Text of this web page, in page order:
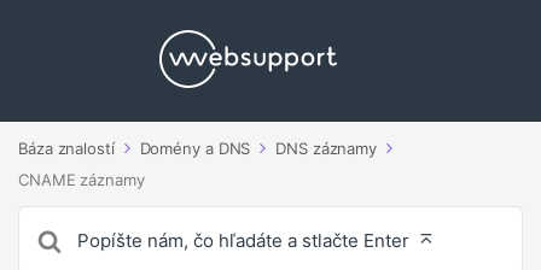
Báza znalostí Domény a DNS
DNS záznamy
CNAME záznamy
pre